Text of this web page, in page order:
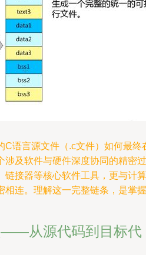
C语言源文件（.c文件）如何最终
涉及软件与硬件深度协同的精密过
链接器等核心软件工具，更与计算
相连。理解这一完整链条，是掌握
——从源代码到目标代